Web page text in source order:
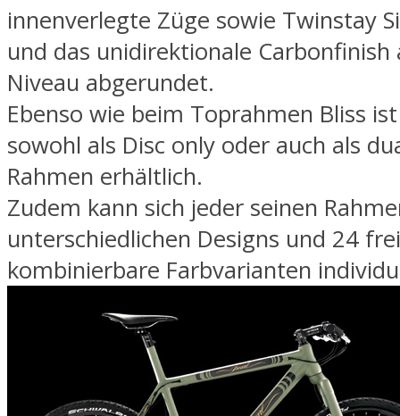
innenverlegte Züge sowie Twinstay
und das unidirektionale
Niveau abgerundet.
Ebenso wie beim Toprahmen Bliss
sowohl als Disc only oder auch als
Rahmen erhältlich.
Zudem kann sich jeder seinen
unterschiedlichen Designs und 24 frei
kombinierbare Farbvarianten